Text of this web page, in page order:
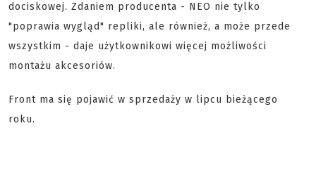
dociskowej. Zdaniem producenta - NEO nie tylko
"poprawia wygląd" repliki, ale również, a może przede
wszystkim - daje użytkownikowi więcej możliwości
montażu akcesoriów.
Front ma się pojawić w sprzedaży w lipcu bieżącego
roku.